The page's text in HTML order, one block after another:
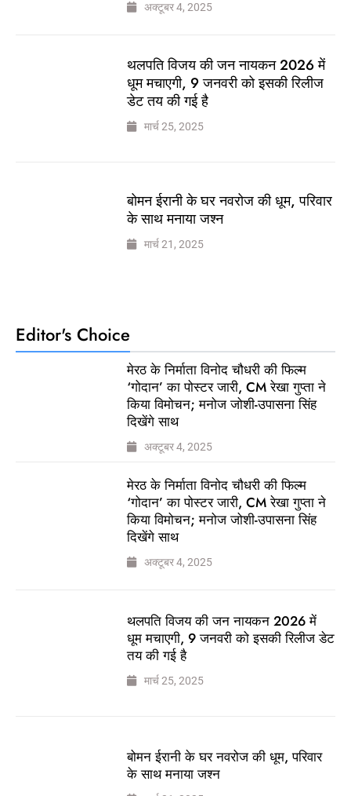
अक्टूबर 4, 2025
थलपति विजय की जन नायकन 2026 में
धूम मचाएगी, 9 जनवरी को इसकी रिलीज
डेट तय की गई है
मार्च 25, 2025
बोमन ईरानी के घर नवरोज की धूम, परिवार
के साथ मनाया जश्न
मार्च 21, 2025
Editor's Choice
मेरठ के निर्माता विनोद चौधरी की फिल्म
‘गोदान’ का पोस्टर जारी, CM रेखा गुप्ता ने
किया विमोचन; मनोज जोशी-उपासना सिंह
दिखेंगे साथ
अक्टूबर 4, 2025
मेरठ के निर्माता विनोद चौधरी की फिल्म
‘गोदान’ का पोस्टर जारी, CM रेखा गुप्ता ने
किया विमोचन; मनोज जोशी-उपासना सिंह
दिखेंगे साथ
अक्टूबर 4, 2025
थलपति विजय की जन नायकन 2026 में
धूम मचाएगी, 9 जनवरी को इसकी रिलीज डेट
तय की गई है
मार्च 25, 2025
बोमन ईरानी के घर नवरोज की धूम, परिवार
के साथ मनाया जश्न